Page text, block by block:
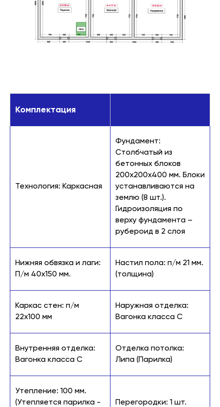
Комплектация
Технология: Каркасная
Фундамент:
Столбчатый из
бетонных блоков
200х200х400 мм. Блоки
устанавливаются на
землю (8 шт.).
Гидроизоляция по
верху фундамента –
рубероид в 2 слоя
Нижняя обвязка и лаги:
П/м 40х150 мм.
Настил пола: п/м 21 мм.
(толщина)
Каркас стен: п/м
22х100 мм
Наружная отделка:
Вагонка класса С
Внутренняя отделка:
Вагонка класса С
Отделка потолка:
Липа (Парилка)
Утепление: 100 мм.
(Утепляется парилка -
Перегородки: 1 шт.